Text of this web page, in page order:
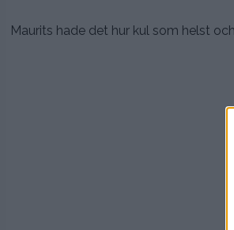
Maurits hade det hur kul som helst